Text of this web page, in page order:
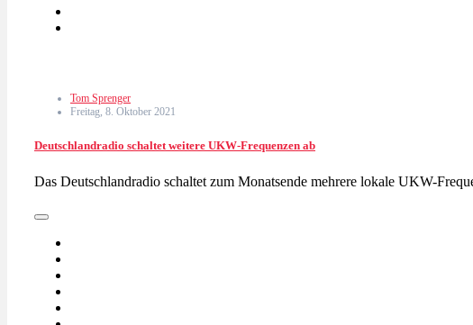
Tom Sprenger
Freitag, 8. Oktober 2021
Deutschlandradio schaltet weitere UKW-Frequenzen ab
Das Deutschlandradio schaltet zum Monatsende mehrere lokale UKW-